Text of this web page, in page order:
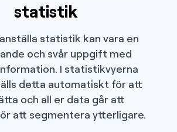
statistik
statistik kan vara en
och svår uppgift med
I statistikvyerna
detta automatiskt för att
och all er data går att
att segmentera ytterligare.